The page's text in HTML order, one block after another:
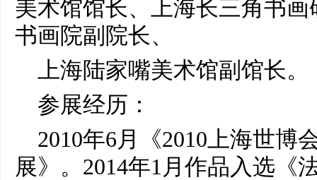
美术馆馆长、上海长三角书
书画院副院长、
上海陆家嘴美术馆副馆长。
参展经历：
2010年6月《2010上海世博
展》。2014年1月作品入选《